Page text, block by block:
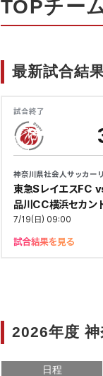
TOPチー
最新試合結
2026年度
日程